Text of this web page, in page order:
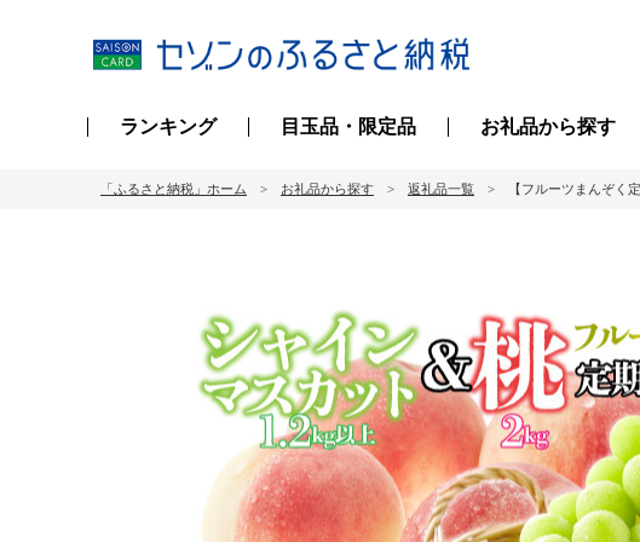
ランキング 目玉品・限定品 お礼品から探す
「ふるさと納税」ホーム お礼品から探す 返礼品一覧 【フルーツまんぞく